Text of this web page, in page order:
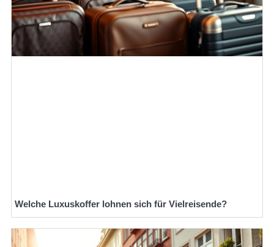
Welche Luxuskoffer lohnen sich für Vielreisende?